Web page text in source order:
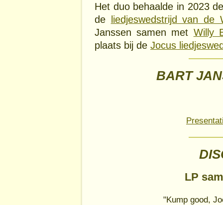
Het duo behaalde in 2023
de liedjeswedstrijd van de
Janssen samen met Willy
plaats bij de Jocus
BART
LP
"Kump good,